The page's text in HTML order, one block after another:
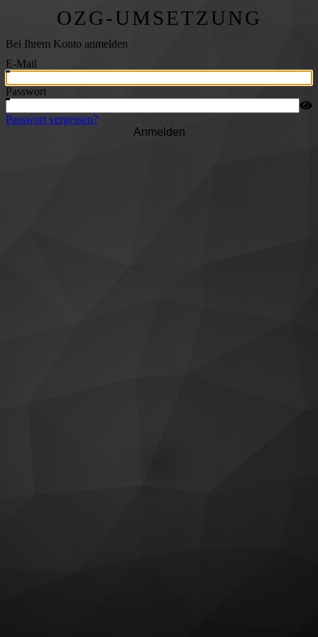
OZG-UMSETZUNG
Bei Ihrem Konto anmelden
E-Mail
Passwort
Passwort vergessen?
Anmelden